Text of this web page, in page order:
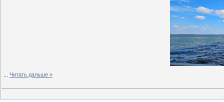
Читать дальше »